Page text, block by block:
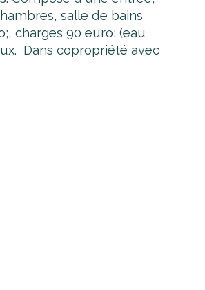
salle de bains
charges 90 euro; (eau
Dans copropriété avec